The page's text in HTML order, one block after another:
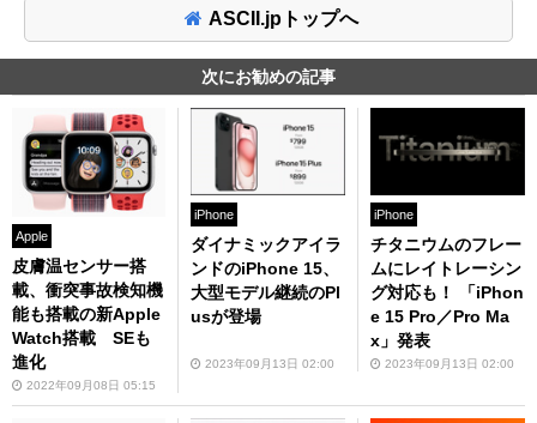
ASCII.jpトップへ
次にお勧めの記事
Apple
皮膚温センサー搭
載、衝突事故検知機
能も搭載の新Apple
Watch搭載 SEも
進化
2022年09月08日 05:15
iPhone
ダイナミックアイラ
ンドのiPhone 15、
大型モデル継続のPl
usが登場
2023年09月13日 02:00
iPhone
チタニウムのフレー
ムにレイトレーシン
グ対応も！ 「iPhon
e 15 Pro／Pro Ma
x」発表
2023年09月13日 02:00